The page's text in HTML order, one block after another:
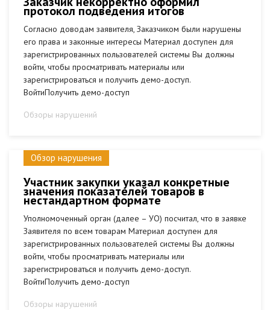
протокол подведения итогов
Согласно доводам заявителя, Заказчиком были нарушены
его права и законные интересы Материал доступен для
зарегистрированных пользователей системы Вы должны
войти, чтобы просматривать материалы или
зарегистрироваться и получить демо-доступ.
ВойтиПолучить демо-доступ
Обзоры нарушений
Обзор нарушения
Участник закупки указал конкретные
значения показателей товаров в
нестандартном формате
Уполномоченный орган (далее – УО) посчитал, что в заявке
Заявителя по всем товарам Материал доступен для
зарегистрированных пользователей системы Вы должны
войти, чтобы просматривать материалы или
зарегистрироваться и получить демо-доступ.
ВойтиПолучить демо-доступ
Обзоры нарушений